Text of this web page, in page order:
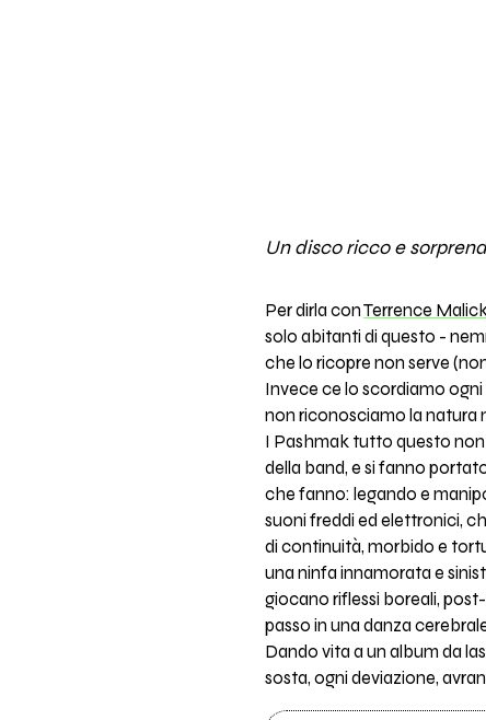
Un disco ricco e
Per dirla conTerrence
solo abitanti di questo -
che lo ricopre non serve
Invece ce lo scordiamo
non riconosciamo la natura
I Pashmak tutto questo
della band, e si fanno
che fanno: legando e
suoni freddi ed elettronici,
di continuità, morbido e
una ninfa innamorata e
giocano riflessi boreali,
passo in una danza
Dando vita a un album da
sosta, ogni deviazione,